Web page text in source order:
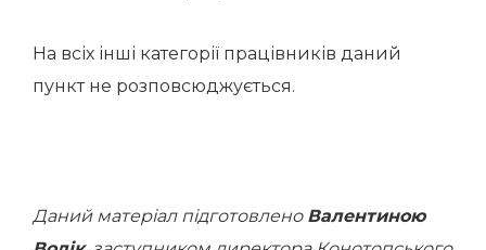
На всіх інші категорії працівників даний
пункт не розповсюджується.
Даний матеріал підготовлено Валентиною